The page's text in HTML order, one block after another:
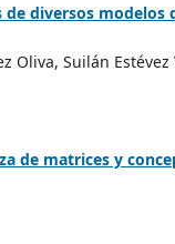
diversos modelos
Oliva, Suilán Estévez
de matrices y